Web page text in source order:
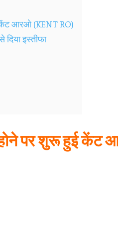
केंट आरओ (KENT RO)
इस्तीफा
होने पर शुरू हुई केंट